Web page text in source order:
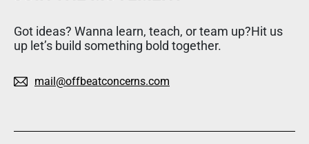
Got ideas? Wanna learn, teach, or team up?Hit us
up let’s build something bold together.
mail@offbeatconcerns.com